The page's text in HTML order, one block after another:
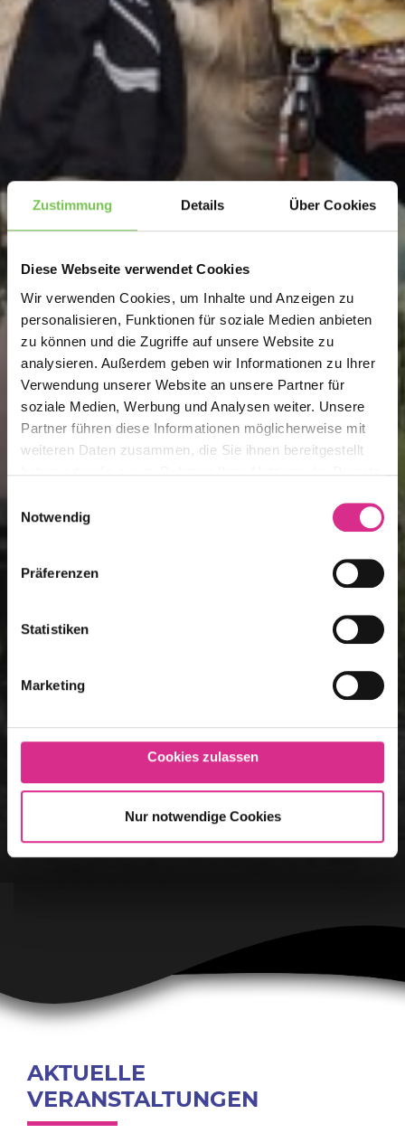
Zustimmung Details Über Cookies
Diese Webseite verwendet Cookies
Wir verwenden Cookies, um Inhalte und Anzeigen zu
personalisieren, Funktionen für soziale Medien anbieten
zu können und die Zugriffe auf unsere Website zu
analysieren. Außerdem geben wir Informationen zu Ihrer
Verwendung unserer Website an unsere Partner für
soziale Medien, Werbung und Analysen weiter. Unsere
Partner führen diese Informationen möglicherweise mit
weiteren Daten zusammen, die Sie ihnen bereitgestellt
Einwilligungsauswahl
Notwendig
Präferenzen
Statistiken
Marketing
Cookies zulassen
Nur notwendige Cookies
VOXXCLUB
AKTUELLE
VERANSTALTUNGEN